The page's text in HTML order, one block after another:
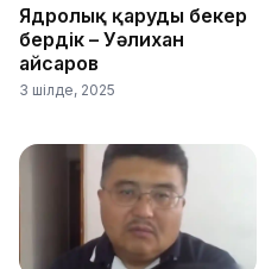
Ядролық қаруды бекер
бердік – Уәлихан
Қайсаров
3 шілде, 2025